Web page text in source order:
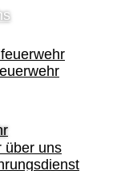
über uns